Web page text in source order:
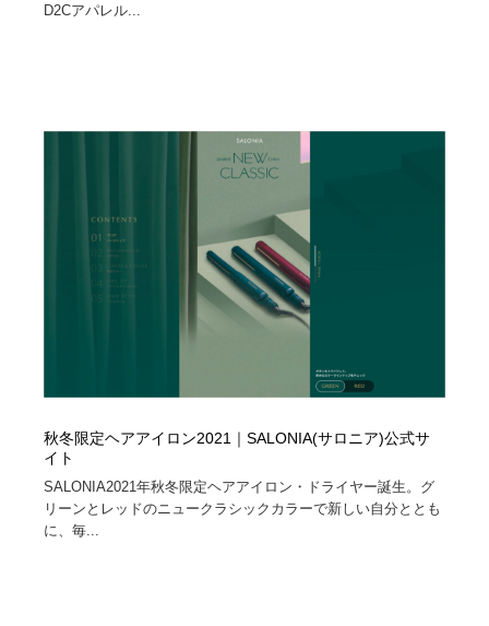
D2Cアパレル...
秋冬限定ヘアアイロン2021｜SALONIA(サロニア)公式サ
イト
SALONIA2021年秋冬限定ヘアアイロン・ドライヤー誕生。グ
リーンとレッドのニュークラシックカラーで新しい自分ととも
に、毎...